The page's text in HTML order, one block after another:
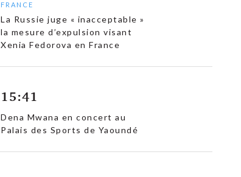
FRANCE
La Russie juge « inacceptable »
la mesure d’expulsion visant
Xenia Fedorova en France
15:41
Dena Mwana en concert au
Palais des Sports de Yaoundé